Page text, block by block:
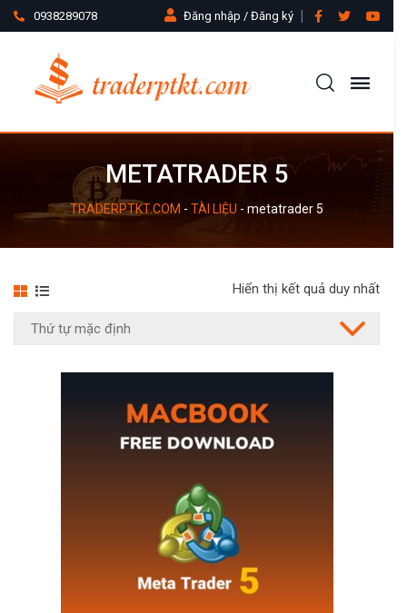
0938289078 Đăng nhập / Đăng ký
METATRADER 5
TRADERPTKT.COM - TÀI LIỆU - metatrader 5
Hiển thị kết quả duy nhất